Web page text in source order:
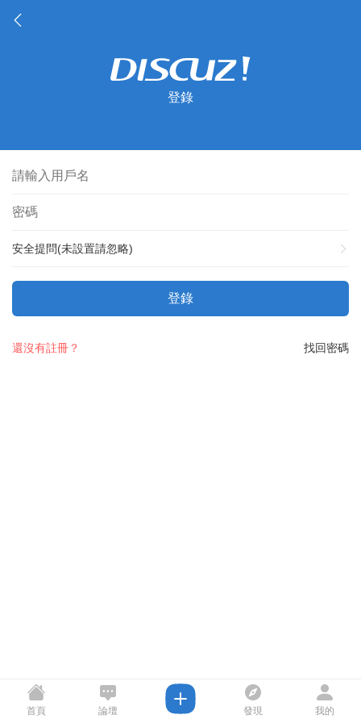
登錄
安全提問(未設置請忽略)
登錄
找回密碼
還沒有註冊？
首頁 論壇 發現 我的